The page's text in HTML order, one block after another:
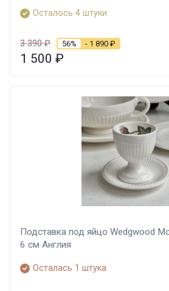
Осталось 4 штуки
3 390₽ 56% - 1 890 ₽
1 500 ₽
Подставка под яйцо Wedgwood
6 см Англия
Осталась 1 штука